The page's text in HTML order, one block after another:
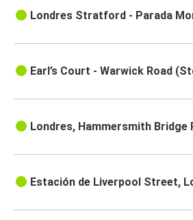
Londres Stratford - Parada
Earl’s Court - Warwick Road
Londres, Hammersmith Bridge
Estación de Liverpool Street,